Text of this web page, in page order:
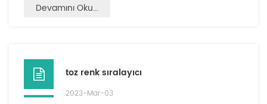
Devamını Oku...
toz renk sıralayıcı
2023-Mar-03